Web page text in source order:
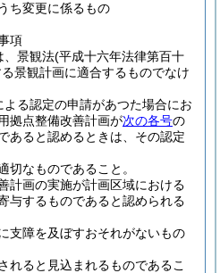
ち変更に係るもの
項
、景観法(平成十六年法律第百十
景観計画に適合するものでなけ
よる認定の申請があつた場合にお
拠点整備改善計画が次の各号の
あると認めるときは、その認定
切なものであること。
計画の実施が計画区域における
与するものであると認められる
支障を及ぼすおそれがないもの
れると見込まれるものであるこ